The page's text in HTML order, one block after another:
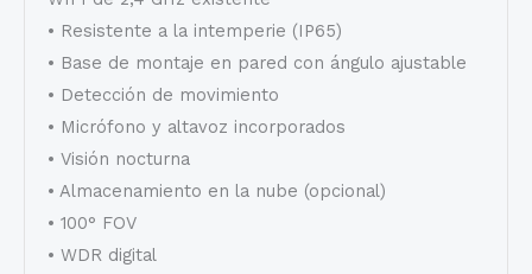
• Resistente a la intemperie (IP65)
• Base de montaje en pared con ángulo ajustable
• Detección de movimiento
• Micrófono y altavoz incorporados
• Visión nocturna
• Almacenamiento en la nube (opcional)
• 100° FOV
• WDR digital